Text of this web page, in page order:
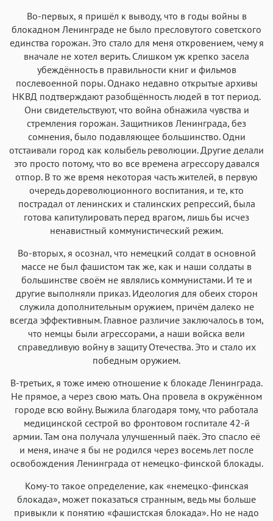
Во-первых, я пришёл к выводу, что в годы войны в
блокадном Ленинграде не было пресловутого советского
единства горожан. Это стало для меня откровением, чему я
вначале не хотел верить. Слишком уж крепко засела
убеждённость в правильности книг и фильмов
послевоенной поры. Однако недавно открытые архивы
НКВД подтверждают разобщённость людей в тот период.
Они свидетельствуют, что война обнажила чувства и
стремления горожан. Защитников Ленинграда, без
сомнения, было подавляющее большинство. Одни
отстаивали город как колыбель революции. Другие делали
это просто потому, что во все времена агрессору давался
отпор. В то же время некоторая часть жителей, в первую
очередь дореволюционного воспитания, и те, кто
пострадал от ленинских и сталинских репрессий, была
готова капитулировать перед врагом, лишь бы исчез
ненавистный коммунистический режим.
Во-вторых, я осознал, что немецкий солдат в основной
массе не был фашистом так же, как и наши солдаты в
большинстве своём не являлись коммунистами. И те и
другие выполняли приказ. Идеология для обеих сторон
служила дополнительным оружием, причём далеко не
всегда эффективным. Главное различие заключалось в том,
что немцы были агрессорами, а наши войска вели
справедливую войну в защиту Отечества. Это и стало их
победным оружием.
В-третьих, я тоже имею отношение к блокаде Ленинграда.
Не прямое, а через свою мать. Она провела в окружённом
городе всю войну. Выжила благодаря тому, что работала
медицинской сестрой во фронтовом госпитале 42-й
армии. Там она получала улучшенный паёк. Это спасло её
и меня, иначе я бы не родился через восемь лет после
освобождения Ленинграда от немецко-финской блокады.
Кому-то такое определение, как «немецко-финская
блокада», может показаться странным, ведь мы больше
привыкли к понятию «фашистская блокада». Но не надо